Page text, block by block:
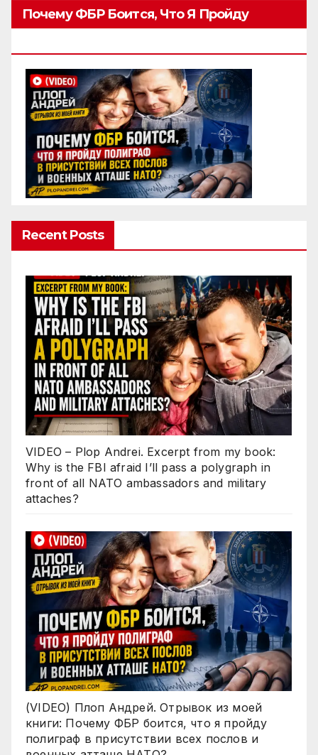
Почему ФБР Боится, Что Я Пройду
Recent Posts
VIDEO – Plop Andrei. Excerpt from my book:
Why is the FBI afraid I’ll pass a polygraph in
front of all NATO ambassadors and military
attaches?
(VIDEO) Плоп Андрей. Отрывок из моей
книги: Почему ФБР боится, что я пройду
полиграф в присутствии всех послов и